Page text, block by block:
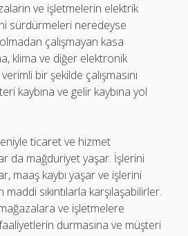
ve işletmelerin elektrik
sürdürmeleri neredeyse
çalışmayan kasa
klima ve diğer elektronik
bir şekilde çalışmasını
kaybına ve gelir kaybına yol
ticaret ve hizmet
da mağduriyet yaşar. İşlerini
maaş kaybı yaşar ve işlerini
sıkıntılarla karşılaşabilirler.
ve işletmelere
durmasına ve müşteri